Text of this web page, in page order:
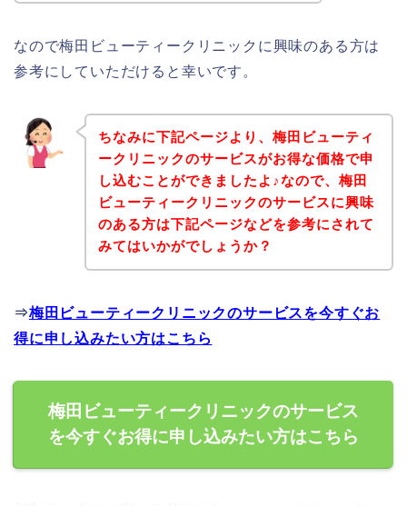
なので梅田ビューティークリニックに興味のある方は
参考にしていただけると幸いです。
ちなみに下記ページより、梅田ビューティ
ークリニックのサービスがお得な価格で申
し込むことができましたよ♪なので、梅田
ビューティークリニックのサービスに興味
のある方は下記ページなどを参考にされて
みてはいかがでしょうか？
⇒梅田ビューティークリニックのサービスを今すぐお
得に申し込みたい方はこちら
梅田ビューティークリニックのサービス
を今すぐお得に申し込みたい方はこちら